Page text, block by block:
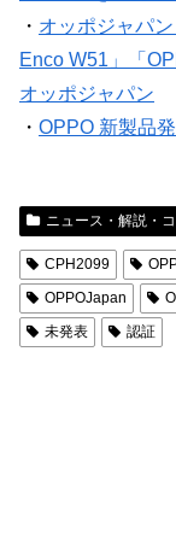
・ オッポジャパ
Enco W51」「
オッポジャパン
・ OPPO 新製品
ニュース・解説・
CPH2099
OPPOJapan
未発表
認証